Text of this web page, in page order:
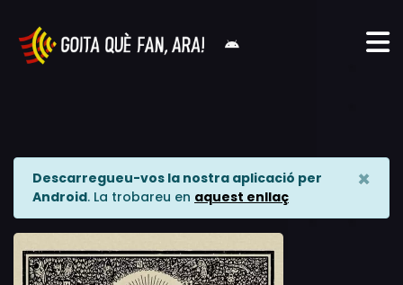
Descarregueu-vos la nostra aplicació per
Android. La trobareu en aquest enllaç
×